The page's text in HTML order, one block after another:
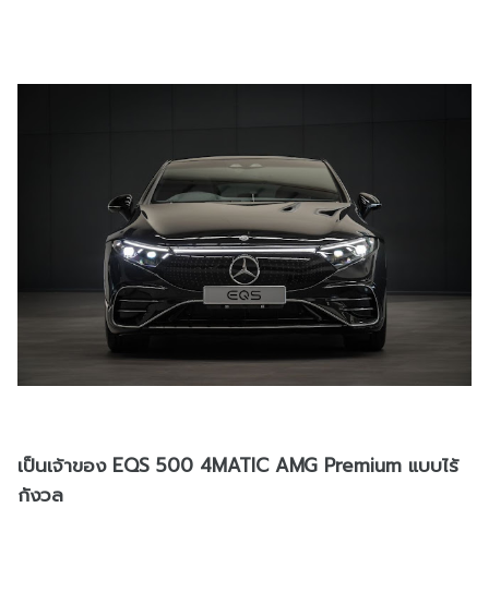
เป็นเจ้าของ EQS 500 4MATIC AMG Premium แบบไร้
กังวล